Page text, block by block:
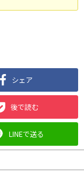
シェア
後で読む
LINEで送る